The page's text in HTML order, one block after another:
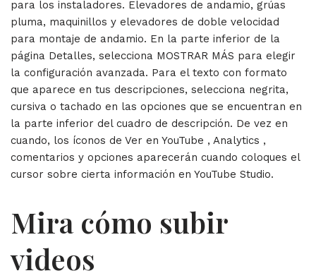
para los instaladores. Elevadores de andamio, grúas
pluma, maquinillos y elevadores de doble velocidad
para montaje de andamio. En la parte inferior de la
página Detalles, selecciona MOSTRAR MÁS para elegir
la configuración avanzada. Para el texto con formato
que aparece en tus descripciones, selecciona negrita,
cursiva o tachado en las opciones que se encuentran en
la parte inferior del cuadro de descripción. De vez en
cuando, los íconos de Ver en YouTube , Analytics ,
comentarios y opciones aparecerán cuando coloques el
cursor sobre cierta información en YouTube Studio.
Mira cómo subir
videos